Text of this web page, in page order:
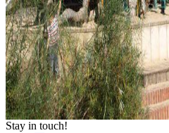
Rodelbahnen
Top10
Schifffahrt in Berlin
Top10
Skate Strecken
Top10
Sommer-Tipps und Aktivitäten
Top10
Spielplätze
Stay in touch!